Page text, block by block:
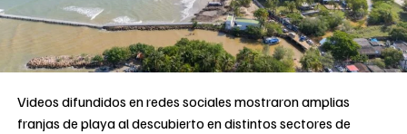
Videos difundidos en redes sociales mostraron amplias
franjas de playa al descubierto en distintos sectores de